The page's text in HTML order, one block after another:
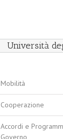
Università
Mobilità
Cooperazione
Accordi e
Governo